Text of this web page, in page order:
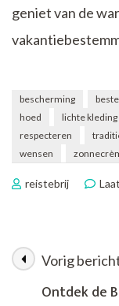
geniet van de
bescherming
hoed
lichte kleding
respecteren
wensen
reistebrij
Vorig
Ontdek de